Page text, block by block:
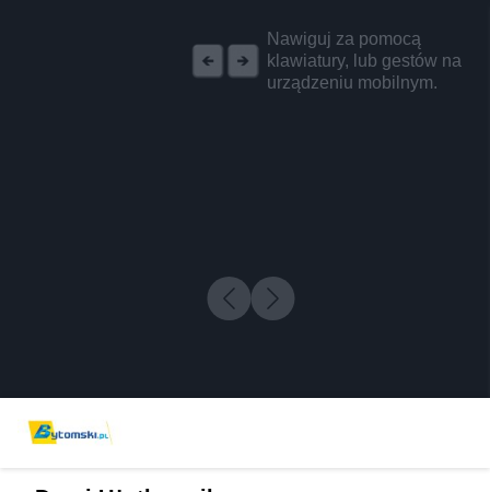
Nawiguj za pomocą
klawiatury, lub gestów na
urządzeniu mobilnym.